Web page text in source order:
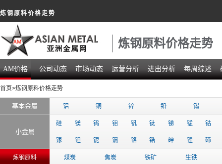
炼钢原料价格走势
炼钢原料价格走势
AM价格 公司动态 市场动态 运营分析 进出分析 每周综述
首页>炼钢原料价格走势
基本金属 铝 铜 锌 铅 锡
小金属
硅 镁 钨 钼 钒 钛 锑 锰 钴
镓 钽 铌 镉 铬 锆 砷 锂 碲
炼钢原料 煤炭 焦炭 铁矿 生铁